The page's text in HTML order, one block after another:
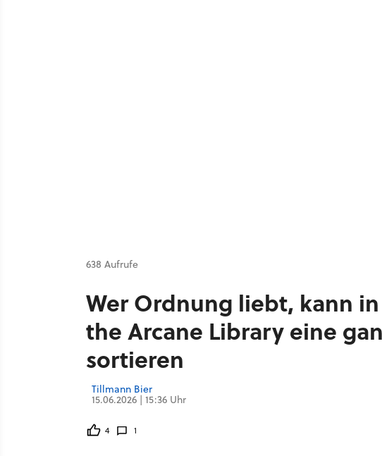
638 Aufrufe
Wer Ordnung liebt, kann
the Arcane Library eine
sortieren
Tillmann Bier
15.06.2026 | 15:36 Uhr
4 1